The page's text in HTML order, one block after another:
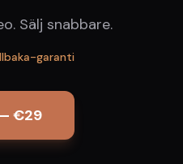
Sälj snabbare.
garanti
€29